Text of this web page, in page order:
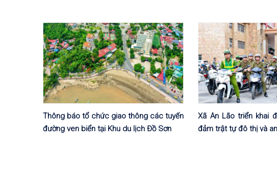
Thông báo tổ chức giao thông các tuyến
đường ven biển tại Khu du lịch Đồ Sơn
Xã An Lão triển khai
đảm trật tự đô thị và